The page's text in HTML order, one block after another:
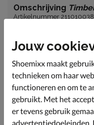
Omschrijving
Artikelnummer
Timberland blouse met
vakjes op de borst.
Specificaties
Over Timberland
Jouw
Shoemixx maakt
technieken om haar
functioneren en om te
gebruikt. Met het
er tevens gebruik
advertentiedoeleinden.